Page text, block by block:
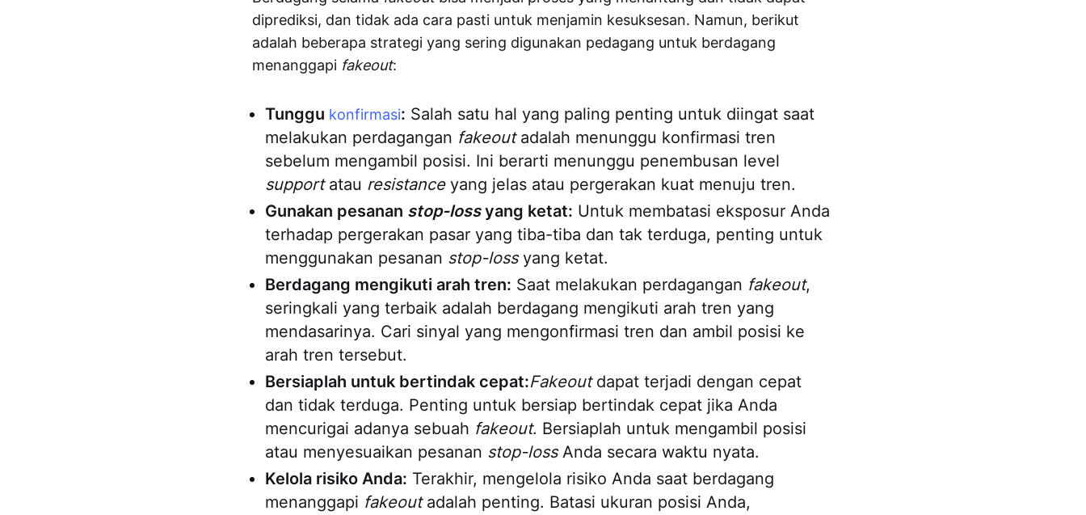
diprediksi, dan tidak ada cara pasti untuk menjamin kesuksesan. Namun, berikut
adalah beberapa strategi yang sering digunakan pedagang untuk berdagang
menanggapi fakeout:
Tunggu konfirmasi: Salah satu hal yang paling penting untuk diingat saat
melakukan perdagangan fakeoutadalah menunggu konfirmasi tren
sebelum mengambil posisi. Ini berarti menunggu penembusan level
supportatau resistanceyang jelas atau pergerakan kuat menuju tren.
Gunakan pesanan stop-lossyang ketat: Untuk membatasi eksposur Anda
terhadap pergerakan pasar yang tiba-tiba dan tak terduga, penting untuk
menggunakan pesanan stop-lossyang ketat.
Berdagang mengikuti arah tren: Saat melakukan perdagangan fakeout,
seringkali yang terbaik adalah berdagang mengikuti arah tren yang
mendasarinya. Cari sinyal yang mengonfirmasi tren dan ambil posisi ke
arah tren tersebut.
Bersiaplah untuk bertindak cepat:Fakeoutdapat terjadi dengan cepat
dan tidak terduga. Penting untuk bersiap bertindak cepat jika Anda
mencurigai adanya sebuah fakeout. Bersiaplah untuk mengambil posisi
atau menyesuaikan pesanan stop-lossAnda secara waktu nyata.
Kelola risiko Anda: Terakhir, mengelola risiko Anda saat berdagang
menanggapi fakeoutadalah penting. Batasi ukuran posisi Anda,